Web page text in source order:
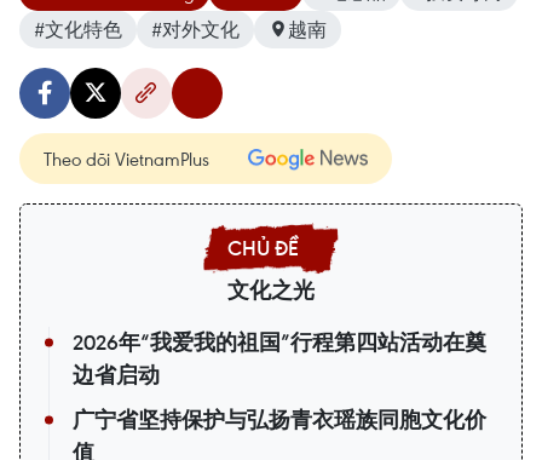
#文化特色
#对外文化 越南
Theo dõi VietnamPlus
文化之光
2026年“我爱我的祖国”行程第四站活动在奠
边省启动
广宁省坚持保护与弘扬青衣瑶族同胞文化价
值